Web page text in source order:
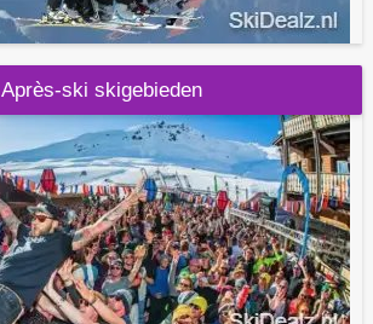
Après-ski skigebieden